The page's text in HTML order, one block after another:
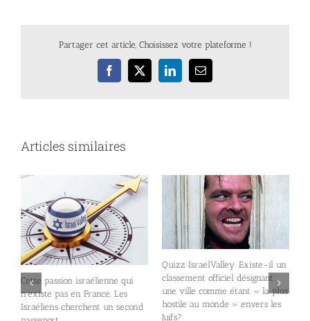
Partager cet article, Choisissez votre plateforme !
Facebook
X LinkedInEmail
Articles similaires
Existe-il un
officiel désignant
comme étant « la plus
monde » envers les
Appels pour le boycott de
Spider-Man. Le producteur du
film, l’Israélo-Américain Avi
Arad, a soutenu Benjamin
En Israël, le
Les 10 pays
divorce les